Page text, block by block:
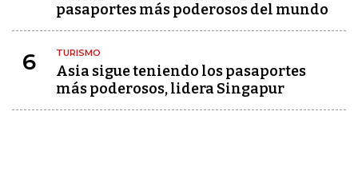
pasaportes más poderosos del mundo
6 TURISMO
Asia sigue teniendo los pasaportes
más poderosos, lidera Singapur